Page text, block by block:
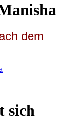
dem
sich